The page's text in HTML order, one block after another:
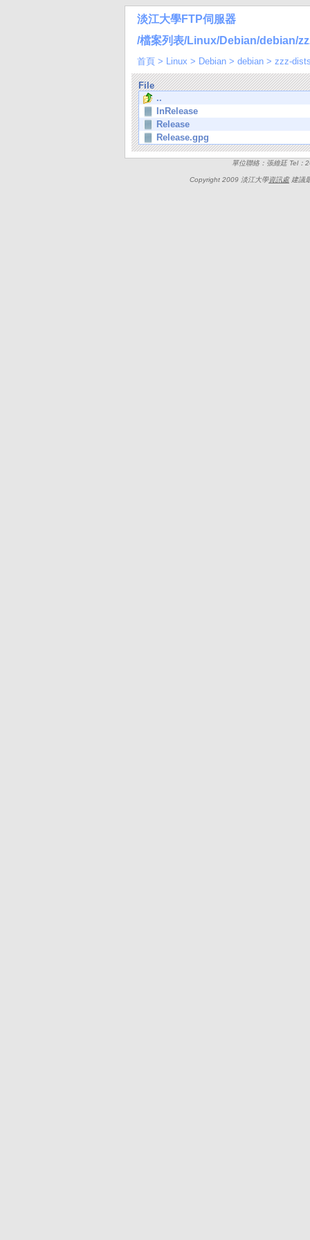
淡江大學FTP伺服器
/檔案列表/Linux/Debian/debian/
首頁 > Linux > Debian > debian > zzz-
File
..
InRelease
Release
Release.gpg
單位聯絡：張維廷 Tel
Copyright 2009 淡江大學資訊處建議